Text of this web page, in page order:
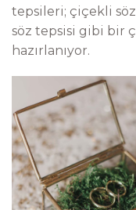
tepsileri; çiçekli söz
söz tepsisi gibi bir
hazırlanıyor.